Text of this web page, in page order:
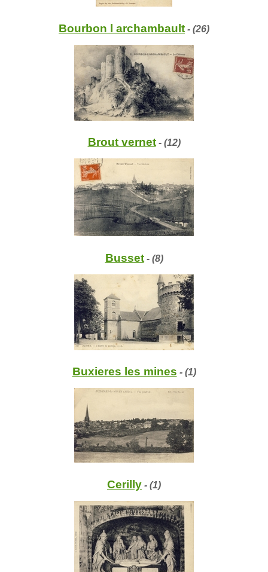
Bourbon l archambault - (26)
Brout vernet- (12)
Busset- (8)
Buxieres les mines - (1)
Cerilly - (1)